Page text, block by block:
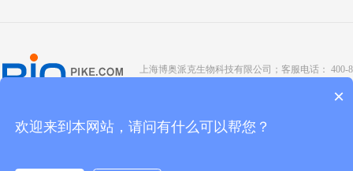
上海博奥派克生物科技有限公司；客服电话： 400-
京ICP备
×
欢迎来到本网站，请问有什么可以帮您？